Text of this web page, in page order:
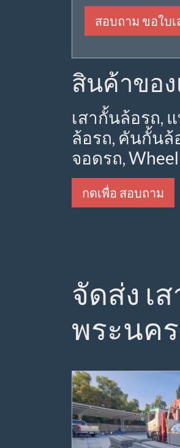
สอบถาม ขอใบ
สินค้าของ
เสากั้นล้อรถ,
ล้อรถ, คันกั้น
จอดรถ,
กดเพื่อ สอบถาม
จัดส่ง เ
พระนค